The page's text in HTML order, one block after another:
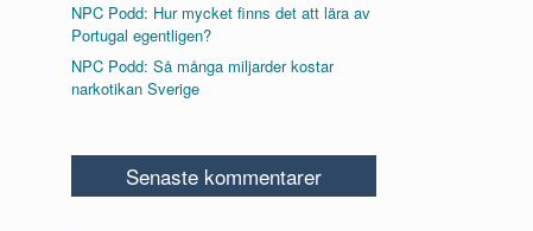
NPC Podd: Hur mycket finns det att lära av
Portugal egentligen?
NPC Podd: Så många miljarder kostar
narkotikan Sverige
Senaste kommentarer